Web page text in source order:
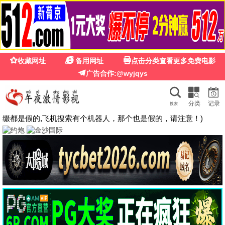
豆沙影院
豆沙影院
全网高清影视 · 每日实时更新
立即观看